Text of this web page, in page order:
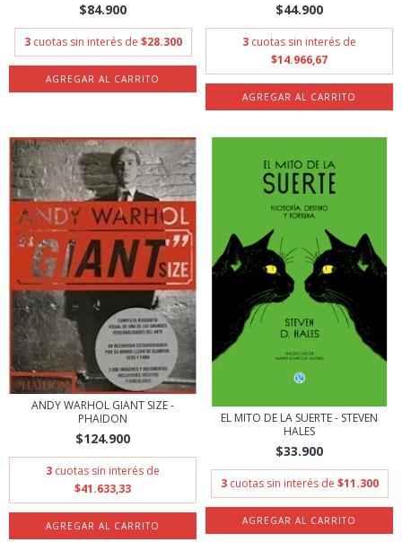
$84.900
3 cuotas sin interés de $28.300
$44.900
3 cuotas sin interés de
$14.966,67
ANDY WARHOL GIANT SIZE -
PHAIDON
$124.900
3 cuotas sin interés de
$41.633,33
EL MITO DE LA SUERTE - STEVEN
HALES
$33.900
3 cuotas sin interés de $11.300